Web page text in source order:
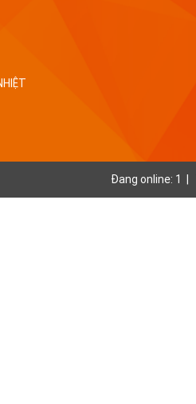
Đang online: 1